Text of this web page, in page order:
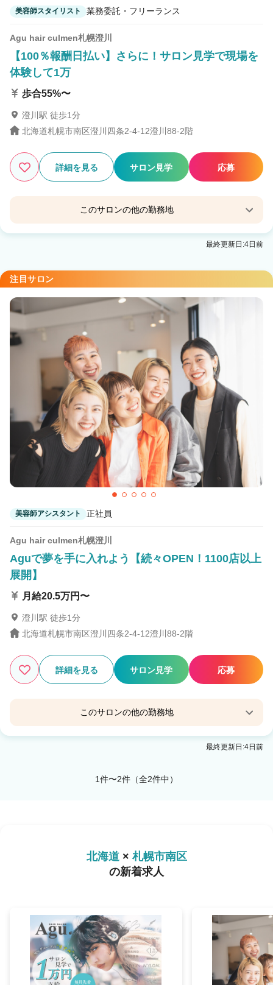
美容師スタイリスト 業務委託・フリーランス
Agu hair culmen札幌澄川
【100％報酬日払い】さらに！サロン見学で現場を
体験して1万
歩合55%〜
澄川駅 徒歩1分
北海道札幌市南区澄川四条2-4-12澄川88-2階
詳細を見る サロン見学 応募
このサロンの他の勤務地
Agu hair kasuy川沿
最終更新日:4日前
注目サロン
美容師アシスタント 正社員
Agu hair culmen札幌澄川
Aguで夢を手に入れよう【続々OPEN！1100店以上
展開】
月給20.5万円〜
澄川駅 徒歩1分
北海道札幌市南区澄川四条2-4-12澄川88-2階
詳細を見る サロン見学 応募
このサロンの他の勤務地
Agu hair kasuy川沿
最終更新日:4日前
1件〜2件（全2件中）
北海道× 札幌市南区
の新着求人